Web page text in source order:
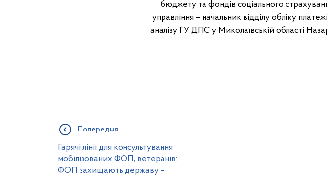
бюджету та фондів соціального
управління – начальник відділу обліку
аналізу ГУ ДПС у Миколаївській області
Попередня
Гарячі лінії для консультування
мобілізованих ФОП, ветеранів:
ФОП захищають державу –